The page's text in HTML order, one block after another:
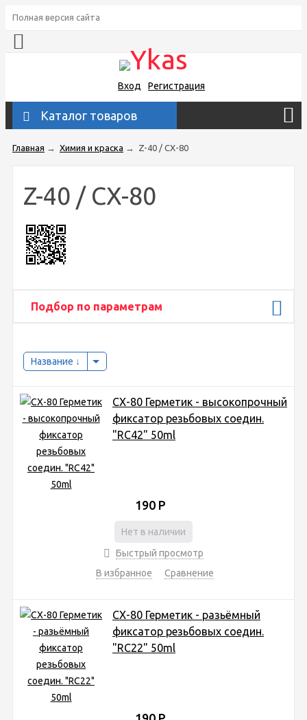
Полная версия сайта
Вход Регистрация
Каталог товаров
Главная → Химия и краска → Z-40 / CX-80
Z-40 / CX-80
Подбор по параметрам
Название
CX-80 Герметик - высокопрочный
фиксатор резьбовых соедин.
"RC42" 50ml
190 Р
Нет в наличии
Быстрый просмотр
В избранное
Сравнение
CX-80 Герметик - разьёмный
фиксатор резьбовых соедин.
"RC22" 50ml